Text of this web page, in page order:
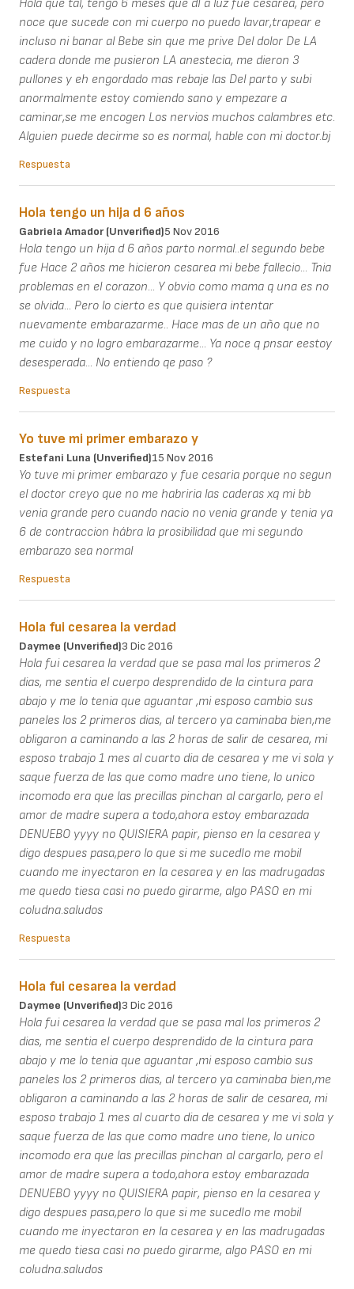
Hola que tal, tengo 6 meses que dI a luz fue cesarea, pero
noce que sucede con mi cuerpo no puedo lavar,trapear e
incluso ni banar al Bebe sin que me prive Del dolor De LA
cadera donde me pusieron LA anestecia, me dieron 3
pullones y eh engordado mas rebaje las Del parto y subi
anormalmente estoy comiendo sano y empezare a
caminar,se me encogen Los nervios muchos calambres etc.
Alguien puede decirme so es normal, hable con mi doctor.bj
Respuesta
Hola tengo un hija d 6 años
Gabriela Amador (unverified)5 Nov 2016
Hola tengo un hija d 6 años parto normal..el segundo bebe
fue Hace 2 años me hicieron cesarea mi bebe fallecio... Tnia
problemas en el corazon... Y obvio como mama q una es no
se olvida... Pero lo cierto es que quisiera intentar
nuevamente embarazarme.. Hace mas de un año que no
me cuido y no logro embarazarme... Ya noce q pnsar eestoy
desesperada... No entiendo qe paso ?
Respuesta
Yo tuve mi primer embarazo y
Estefani Luna (unverified)15 Nov 2016
Yo tuve mi primer embarazo y fue cesaria porque no segun
el doctor creyo que no me habriria las caderas xq mi bb
venia grande pero cuando nacio no venia grande y tenia ya
6 de contraccion hábra la prosibilidad que mi segundo
embarazo sea normal
Respuesta
Hola fui cesarea la verdad
Daymee (unverified)3 Dic 2016
Hola fui cesarea la verdad que se pasa mal los primeros 2
dias, me sentia el cuerpo desprendido de la cintura para
abajo y me lo tenia que aguantar ,mi esposo cambio sus
paneles los 2 primeros dias, al tercero ya caminaba bien,me
obligaron a caminando a las 2 horas de salir de cesarea, mi
esposo trabajo 1 mes al cuarto dia de cesarea y me vi sola y
saque fuerza de las que como madre uno tiene, lo unico
incomodo era que las precillas pinchan al cargarlo, pero el
amor de madre supera a todo,ahora estoy embarazada
DENUEBO yyyy no QUISIERA papir, pienso en la cesarea y
digo despues pasa,pero lo que si me sucedIo me mobil
cuando me inyectaron en la cesarea y en las madrugadas
me quedo tiesa casi no puedo girarme, algo PASO en mi
coludna.saludos
Respuesta
Hola fui cesarea la verdad
Daymee (unverified)3 Dic 2016
Hola fui cesarea la verdad que se pasa mal los primeros 2
dias, me sentia el cuerpo desprendido de la cintura para
abajo y me lo tenia que aguantar ,mi esposo cambio sus
paneles los 2 primeros dias, al tercero ya caminaba bien,me
obligaron a caminando a las 2 horas de salir de cesarea, mi
esposo trabajo 1 mes al cuarto dia de cesarea y me vi sola y
saque fuerza de las que como madre uno tiene, lo unico
incomodo era que las precillas pinchan al cargarlo, pero el
amor de madre supera a todo,ahora estoy embarazada
DENUEBO yyyy no QUISIERA papir, pienso en la cesarea y
digo despues pasa,pero lo que si me sucedIo me mobil
cuando me inyectaron en la cesarea y en las madrugadas
me quedo tiesa casi no puedo girarme, algo PASO en mi
coludna.saludos